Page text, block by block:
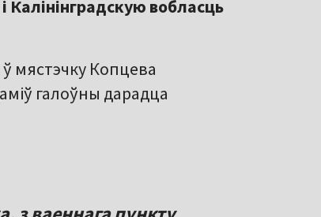
Калінінградскую вобласць
мястэчку Копцева
галоўны дарадца